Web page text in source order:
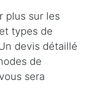
plus sur les
types de
devis détaillé
de
sera